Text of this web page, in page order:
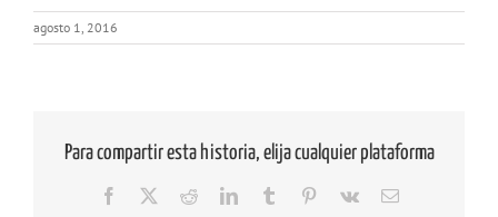
agosto 1, 2016
Para compartir esta historia, elija cualquier plataforma
Facebook RedditLinkedInTumblr Pinterest
Vk
Correo